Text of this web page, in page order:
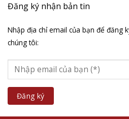
Đăng ký nhận bản tin
Nhập địa chỉ email của bạn để đăng
chúng tôi: